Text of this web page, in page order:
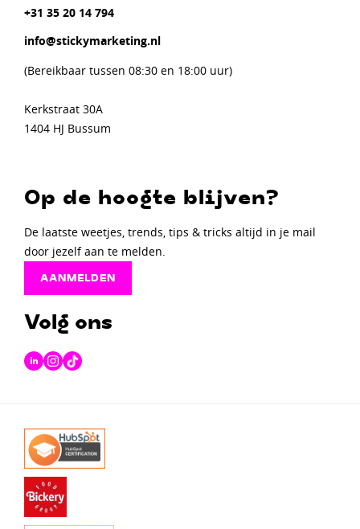
+31 35 20 14 794
info@stickymarketing.nl
(Bereikbaar tussen 08:30 en 18:00 uur)
Kerkstraat 30A
1404 HJ Bussum
Op de hoogte blijven?
De laatste weetjes, trends, tips & tricks altijd in je mail
door jezelf aan te melden.
AANMELDEN
Volg ons